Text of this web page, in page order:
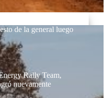
de la general luego
Rally Team,
nuevamente